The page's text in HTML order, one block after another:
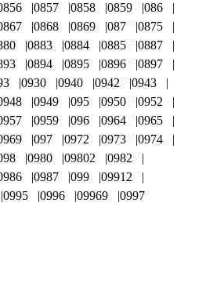
0857 0858 0859
086
0868 0869 087
0875
0883 0884 0885
0887
0894 0895 0896
0897
0930 0940 0942
0943
0949 095 0950
0952
0959 096 0964
0965
097 0972 0973
0974
0980 09802
0982
0987 099
09912
0995 0996 09969 0997